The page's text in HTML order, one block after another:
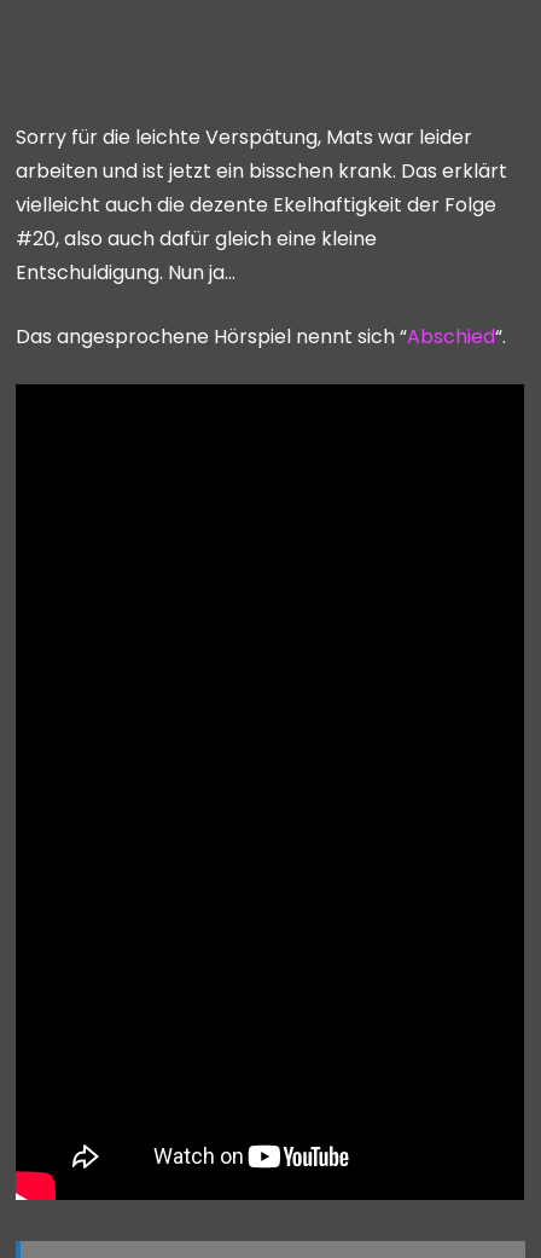
Sorry für die leichte Verspätung, Mats war leider
arbeiten und ist jetzt ein bisschen krank. Das erklärt
vielleicht auch die dezente Ekelhaftigkeit der Folge
#20, also auch dafür gleich eine kleine
Entschuldigung. Nun ja…
Das angesprochene Hörspiel nennt sich “Abschied“.